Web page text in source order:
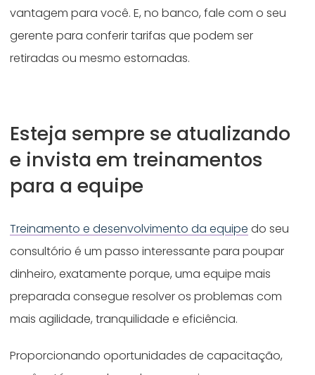
vantagem para você. E, no banco, fale com o seu
gerente para conferir tarifas que podem ser
retiradas ou mesmo estornadas.
Esteja sempre se atualizando
e invista em treinamentos
para a equipe
Treinamento e desenvolvimento da equipe do seu
consultório é um passo interessante para poupar
dinheiro, exatamente porque, uma equipe mais
preparada consegue resolver os problemas com
mais agilidade, tranquilidade e eficiência.
Proporcionando oportunidades de capacitação,